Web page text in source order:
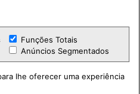
Funções Totais
Anúncios Segmentados
lhe oferecer uma experiência